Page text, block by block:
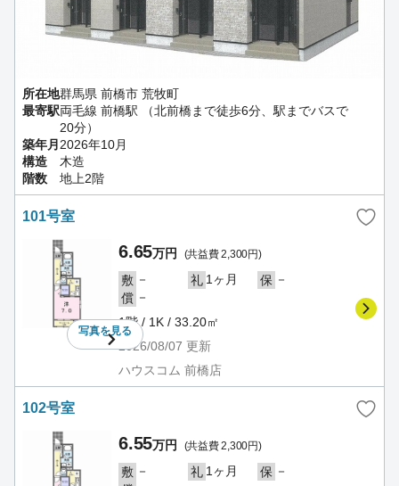
所在地群馬県 前橋市 荒牧町
最寄駅両毛線 前橋駅 （北前橋まで徒歩6分、駅までバスで
20分）
築年月2026年10月
構造
木造
階数
地上2階
101号室
写真を見る
6.65万円 (共益費 2,300円)
敷 － 礼 1ヶ月 保 －
償 －
1階 / 1K / 33.20㎡
2026/08/07 更新
ハウスコム 前橋店
102号室
6.55万円 (共益費 2,300円)
敷 － 礼 1ヶ月 保 －